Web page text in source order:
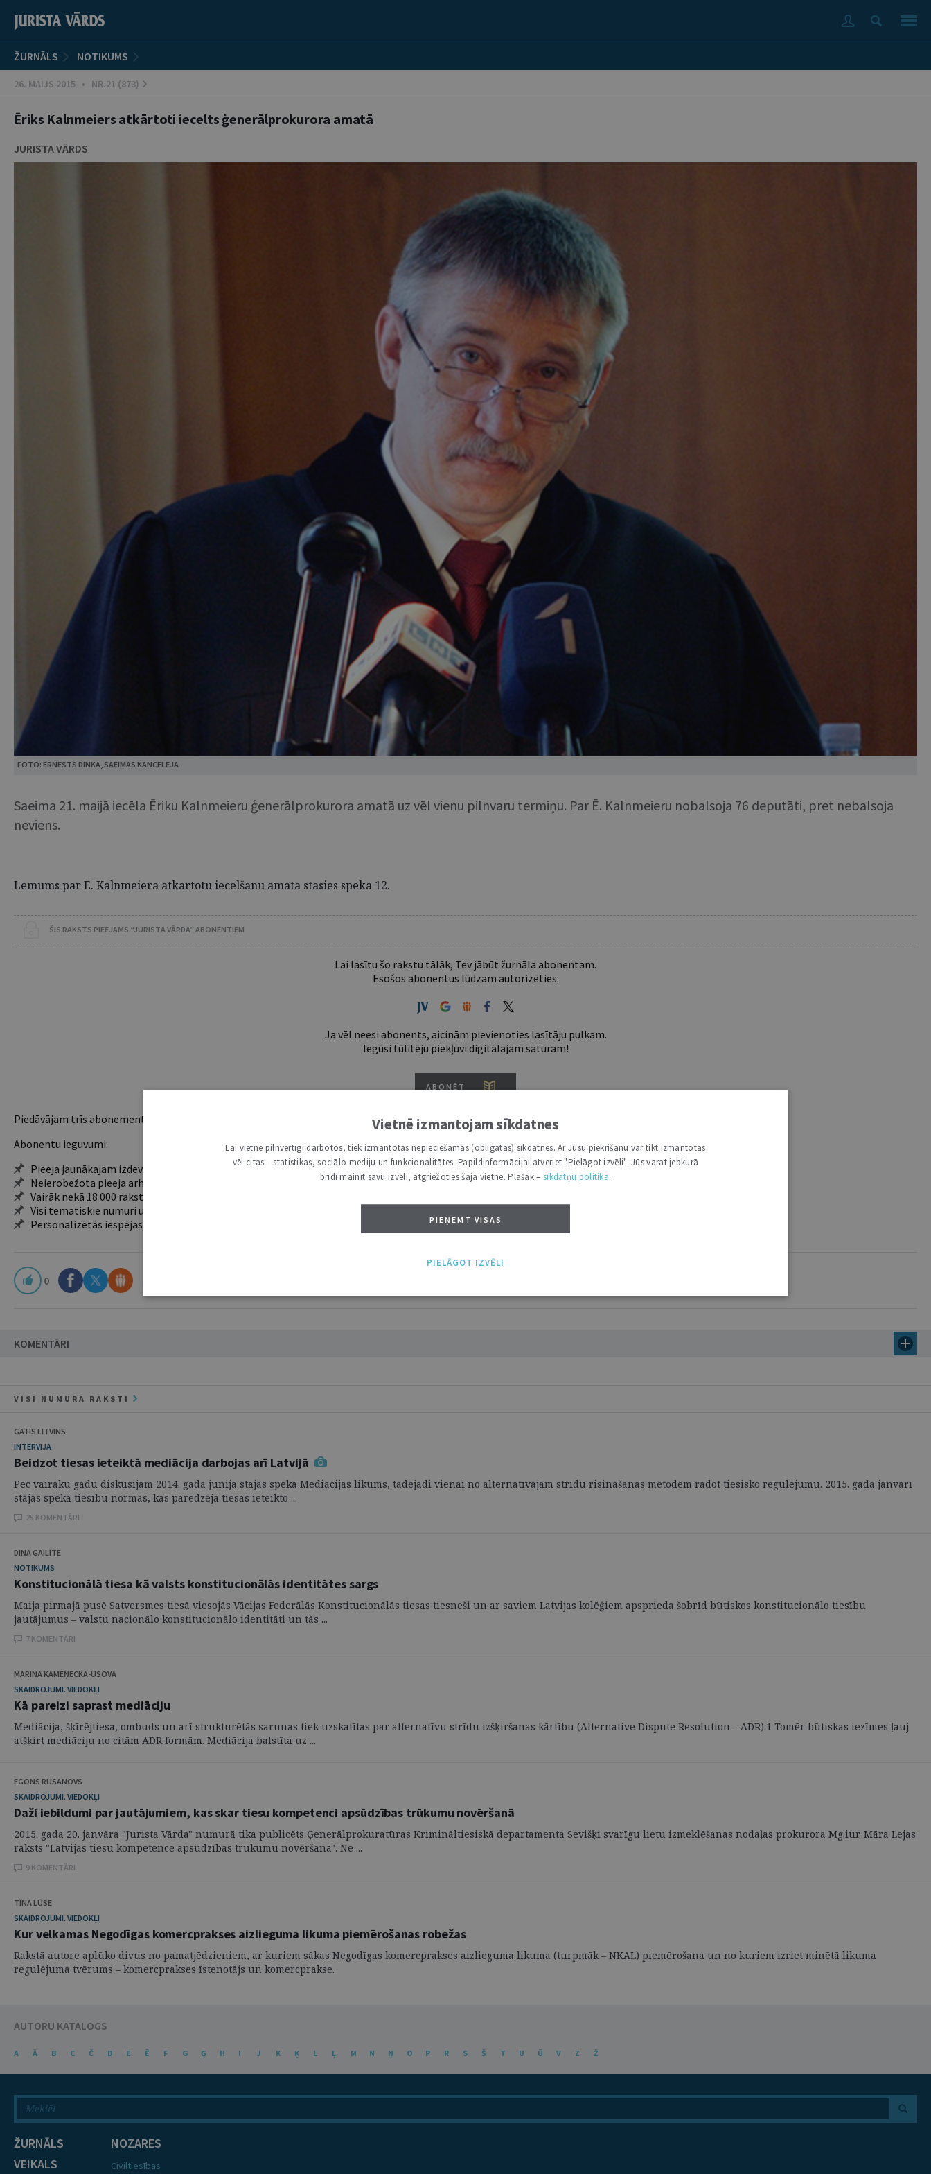
ŽURNĀLS NOTIKUMS
26. MAIJS 2015 • NR.21 (873)
Ēriks Kalnmeiers atkārtoti iecelts ģenerālprokurora amatā
JURISTA VĀRDS
FOTO: ERNESTS DINKA, SAEIMAS KANCELEJA
Saeima 21. maijā iecēla Ēriku Kalnmeieru ģenerālprokurora amatā uz vēl vienu pilnvaru termiņu. Par Ē. Kalnmeieru nobalsoja 76 deputāti, pret nebalsoja
neviens.
Lēmums par Ē. Kalnmeiera atkārtotu iecelšanu amatā stāsies spēkā 12.
ŠIS RAKSTS PIEEJAMS “JURISTA VĀRDA” ABONENTIEM
Lai lasītu šo rakstu tālāk, Tev jābūt žurnāla abonentam.
Esošos abonentus lūdzam autorizēties:
Ja vēl neesi abonents, aicinām pievienoties lasītāju pulkam.
Iegūsi tūlītēju piekļuvi digitālajam saturam!
ABONĒT
Piedāvājam trīs abonementu veidus. Vienam lietotājam piemērotākais ir "Mazais" (3, 6 un 12 mēnešiem).
Abonentu ieguvumi:
Pieeja jaunākajam izdevumam
Neierobežota pieeja arhīvam – 24 h/7 d.
Vairāk nekā 18 000 rakstu un 2000 autoru
Visi tematiskie numuri un ikgadējie grāmatžurnāli
Personalizētās iespējas – piezīmes, citāti, mapes
0
KOMENTĀRI
VISI NUMURA RAKSTI
GATIS LITVINS
INTERVIJA
Beidzot tiesas ieteiktā mediācija darbojas arī Latvijā
Pēc vairāku gadu diskusijām 2014. gada jūnijā stājās spēkā Mediācijas likums, tādējādi vienai no alternatīvajām strīdu risināšanas metodēm radot tiesisko regulējumu. 2015. gada janvārī
stājās spēkā tiesību normas, kas paredzēja tiesas ieteikto ...
25 KOMENTĀRI
DINA GAILĪTE
NOTIKUMS
Konstitucionālā tiesa kā valsts konstitucionālās identitātes sargs
Maija pirmajā pusē Satversmes tiesā viesojās Vācijas Federālās Konstitucionālās tiesas tiesneši un ar saviem Latvijas kolēģiem apsprieda šobrīd būtiskos konstitucionālo tiesību
jautājumus – valstu nacionālo konstitucionālo identitāti un tās ...
7 KOMENTĀRI
MARINA KAMEŅECKA-USOVA
SKAIDROJUMI. VIEDOKĻI
Kā pareizi saprast mediāciju
Mediācija, šķīrējtiesa, ombuds un arī strukturētās sarunas tiek uzskatītas par alternatīvu strīdu izšķiršanas kārtību (Alternative Dispute Resolution – ADR).1 Tomēr būtiskas iezīmes ļauj
atšķirt mediāciju no citām ADR formām. Mediācija balstīta uz ...
EGONS RUSANOVS
SKAIDROJUMI. VIEDOKĻI
Daži iebildumi par jautājumiem, kas skar tiesu kompetenci apsūdzības trūkumu novēršanā
2015. gada 20. janvāra "Jurista Vārda" numurā tika publicēts Ģenerālprokuratūras Krimināltiesiskā departamenta Sevišķi svarīgu lietu izmeklēšanas nodaļas prokurora Mg.iur. Māra Lejas
raksts "Latvijas tiesu kompetence apsūdzības trūkumu novēršanā". Ne ...
9 KOMENTĀRI
TĪNA LŪSE
SKAIDROJUMI. VIEDOKĻI
Kur velkamas Negodīgas komercprakses aizlieguma likuma piemērošanas robežas
Rakstā autore aplūko divus no pamatjēdzieniem, ar kuriem sākas Negodīgas komercprakses aizlieguma likuma (turpmāk – NKAL) piemērošana un no kuriem izriet minētā likuma
regulējuma tvērums – komercprakses īstenotājs un komercprakse.
AUTORU KATALOGS
A Ā B C Č D E Ē F G Ģ H I J K Ķ L Ļ M N Ņ O P R S Š T U Ū V Z Ž
ŽURNĀLS
VEIKALS
NOZARES
Civiltiesības
Vietnē izmantojam sīkdatnes
Lai vietne pilnvērtīgi darbotos, tiek izmantotas nepieciešamās (obligātās) sīkdatnes. Ar Jūsu piekrišanu var tikt izmantotas
vēl citas – statistikas, sociālo mediju un funkcionalitātes. Papildinformācijai atveriet "Pielāgot izvēli". Jūs varat jebkurā
brīdī mainīt savu izvēli, atgriežoties šajā vietnē. Plašāk – sīkdatņu politikā.
PIEŅEMT VISAS
PIELĀGOT IZVĒLI